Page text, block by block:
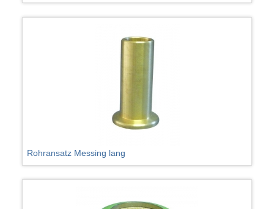
Rohransatz Messing lang